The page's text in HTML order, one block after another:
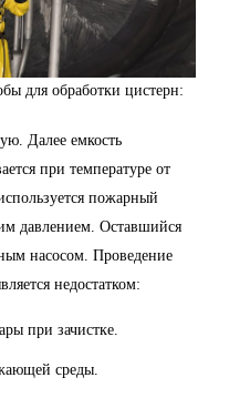
для обработки цистерн:
Далее емкость
при температуре от
пожарный
давлением. Оставшийся
насосом. Проведение
недостатком:
при зачистке.
среды.